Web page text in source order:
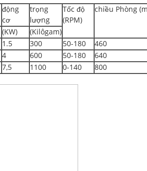
động
cơ
trọng
lượng
Tốc độ
(RPM)
chiều Phòng
(KW)
(Kilôgam)
1.5 300 50-180 460
4 600 50-180 640
7,5 1100 0-140 800